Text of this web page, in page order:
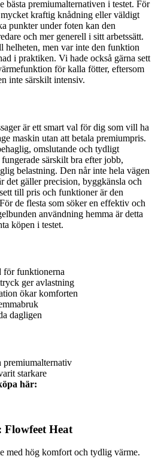
bästa premiumalternativen i testet. För
kraftig knådning eller väldigt
punkter under foten kan den
och mer generell i sitt arbetssätt.
helheten, men var inte den funktion
i praktiken. Vi hade också gärna sett
för kalla fötter, eftersom
inte särskilt intensiv.
är ett smart val för dig som vill ha
maskin utan att betala premiumpris.
omslutande och tydligt
särskilt bra efter jobb,
belastning. Den når inte hela vägen
det gäller precision, byggkänsla och
till pris och funktioner är den
de flesta som söker en effektiv och
användning hemma är detta
köpen i testet.
för funktionerna
ger avlastning
ökar komforten
dagligen
premiumalternativ
starkare
här:
Heat
med hög komfort och tydlig värme.